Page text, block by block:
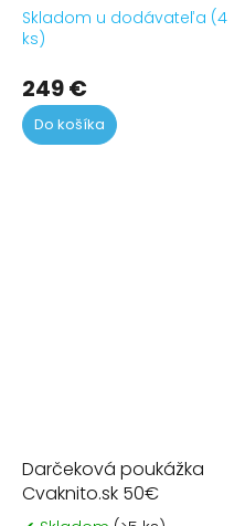
Skladom u dodávateľa (4
ks)
249 €
Do košíka
Darčeková poukážka
Cvaknito.sk 50€